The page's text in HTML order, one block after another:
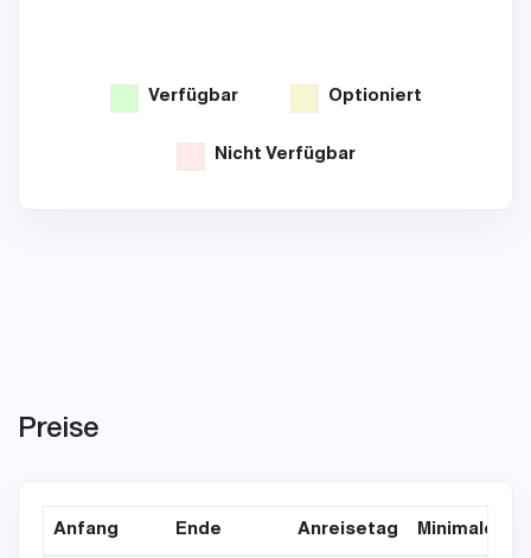
Verfügbar Optioniert
Nicht Verfügbar
Preise
Anfang Ende Anreisetag Minimaler